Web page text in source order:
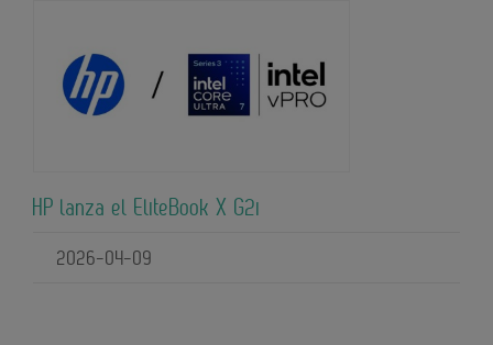
HP lanza el EliteBook X G2i
2026-04-09